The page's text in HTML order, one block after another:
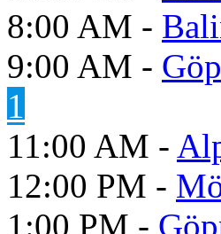
8:00 AM -
9:00 AM -
1
11:00 AM -
12:00 PM -
1:00 PM -